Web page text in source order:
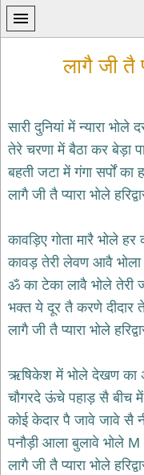
प्रथम
पन्ना
home
भजन
krishna
bhajans
शिव
भजन
bhajans
भजन
hanuman
bhajans
साईं
भजन
sai
bhajans
लागै जी तै
सारी दुनियां में न्यारा भोले
तेरे चरणा में बैठा कर बेड़ा
बहती जटा में गंगा सर्पों का
लागै जी तै प्यारा भोले
कावड़िए गोता मारै भोले हर
कावड़ तेरी लेवण आवै भोला
ॐ का टेका लावै भोले तेरी
भक्त ये दूर तै करणे दीदार
लागै जी तै प्यारा भोले
ऋषिकेश में भोले देखण का
चौगरदे ऊंचे पहाड़ सै बीच में
कोई केदार पै जावे जावे सै
पनौड़ी आला बुलावे भोले
लागै जी तै प्यारा भोले